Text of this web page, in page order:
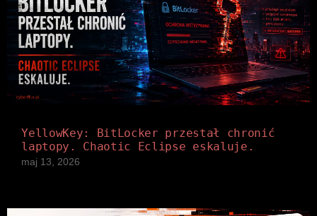
YellowKey: BitLocker przestał chronić
laptopy. Chaotic Eclipse eskaluje.
maj 13, 2026